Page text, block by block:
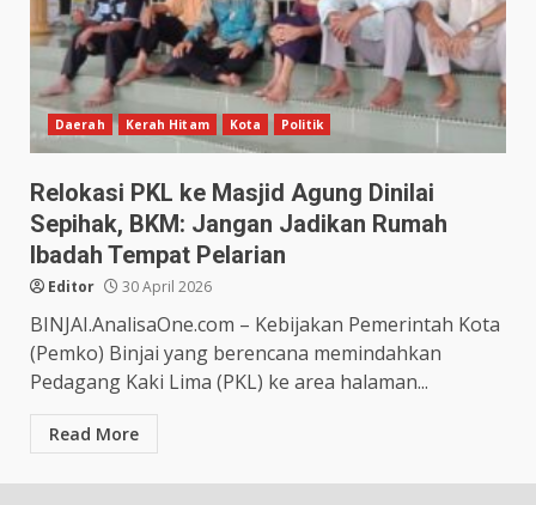
Daerah Kerah Hitam Kota Politik
Relokasi PKL ke Masjid Agung Dinilai
Sepihak, BKM: Jangan Jadikan Rumah
Ibadah Tempat Pelarian
Editor 30 April 2026
BINJAI.AnalisaOne.com – Kebijakan Pemerintah Kota
(Pemko) Binjai yang berencana memindahkan
Pedagang Kaki Lima (PKL) ke area halaman...
Read More